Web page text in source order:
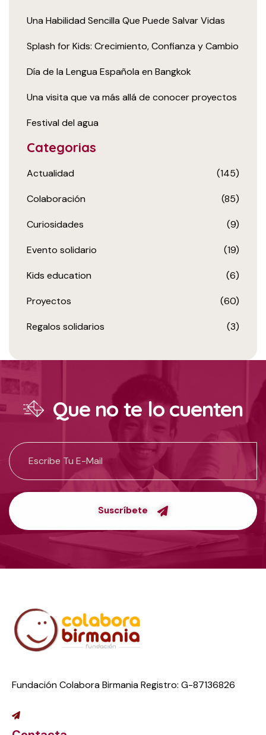
Una Habilidad Sencilla Que Puede Salvar Vidas
Splash for Kids: Crecimiento, Confianza y Cambio
Día de la Lengua Española en Bangkok
Una visita que va más allá de conocer proyectos
Festival del agua
Categorias
Actualidad (145)
Colaboración (85)
Curiosidades (9)
Evento solidario (19)
Kids education (6)
Proyectos (60)
Regalos solidarios (3)
Que no te lo cuenten
Suscríbete
Fundación Colabora Birmania Registro: G-87136826